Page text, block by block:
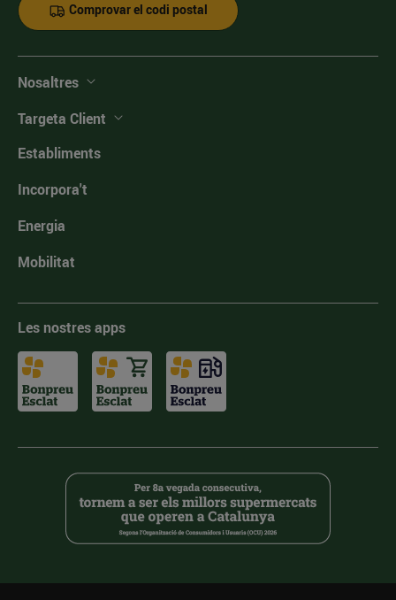
Comprovar el codi postal
Nosaltres
Targeta Client
Establiments
Incorpora't
Energia
Mobilitat
Les nostres apps